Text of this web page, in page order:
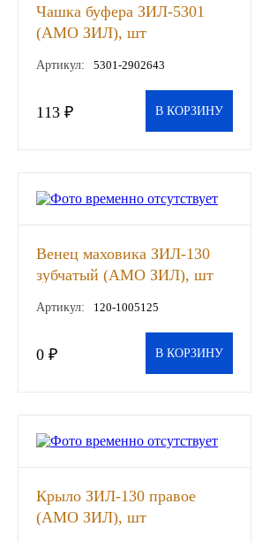
Автожидкости
Охлаждающие жидкости
Тормозные жидкости
Автосмазки
ЗИЛ
Чашка буфера ЗИЛ-5301
(АМО ЗИЛ), шт
Артикул: 5301-2902643
113 ₽ В КОРЗИНУ
Венец маховика ЗИЛ-130
зубчатый (АМО ЗИЛ), шт
Артикул: 120-1005125
0 ₽ В КОРЗИНУ
Крыло ЗИЛ-130 правое
(АМО ЗИЛ), шт